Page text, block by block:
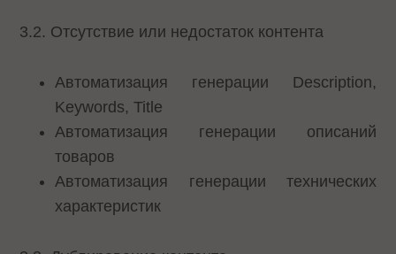
3.2. Отсутствие или недостаток контента
Автоматизация генерации Description,
Keywords, Title
Автоматизация генерации описаний
товаров
Автоматизация генерации технических
характеристик